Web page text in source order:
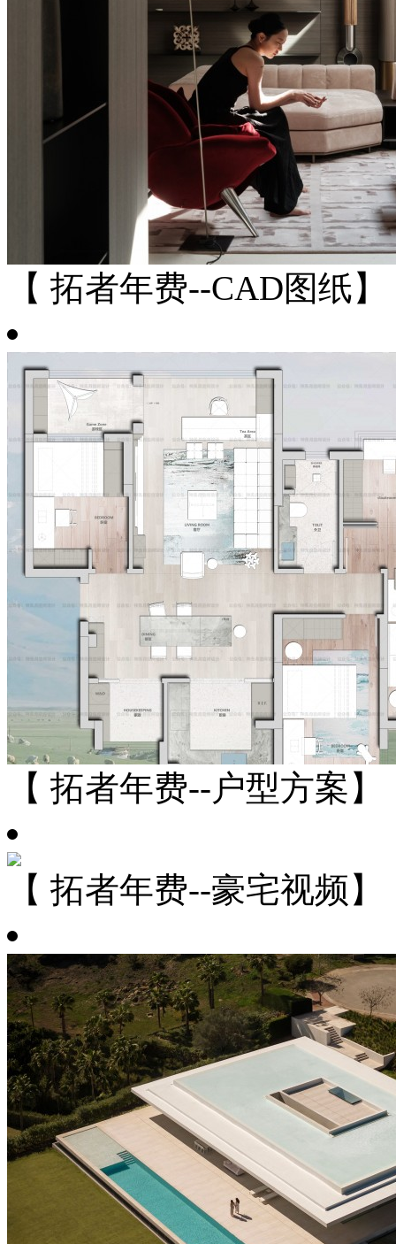
【 拓者年费--CAD图纸】
【 拓者年费--户型方案】
【 拓者年费--豪宅视频】